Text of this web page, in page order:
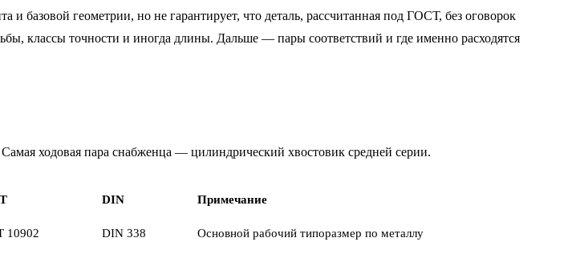
базовой геометрии, но не гарантирует, что деталь, рассчитанная под ГОСТ, без оговорок
классы точности и иногда длины. Дальше — пары соответствий и где именно расходятся
ходовая пара снабженца — цилиндрический хвостовик средней серии.
DIN Примечание
10902 DIN 338 Основной рабочий типоразмер по металлу